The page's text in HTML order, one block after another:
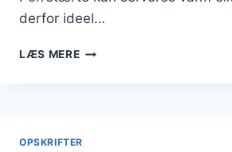
derfor ideel…
LÆS MEREPORRETÆRTE
OPSKRIFTER